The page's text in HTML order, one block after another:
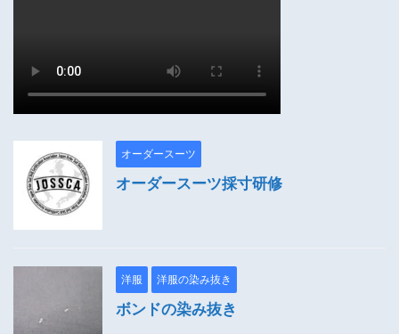
オーダースーツ
オーダースーツ採寸研修
洋服 洋服の染み抜き
ボンドの染み抜き